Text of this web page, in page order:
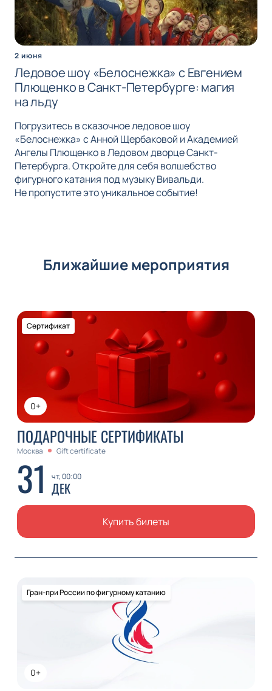
2 июня
Ледовое шоу «Белоснежка» с Евгением
Плющенко в Санкт-Петербурге: магия
на льду
Погрузитесь в сказочное ледовое шоу
«Белоснежка» с Анной Щербаковой и Академией
Ангелы Плющенко в Ледовом дворце Санкт-
Петербурга. Откройте для себя волшебство
фигурного катания под музыку Вивальди.
Не пропустите это уникальное событие!
Ближайшие мероприятия
0+
Сертификат
ПОДАРОЧНЫЕ СЕРТИФИКАТЫ
Москва Gift certificate
31 чт, 00:00
ДЕК
Купить билеты
0+
Гран-при России по фигурному катанию